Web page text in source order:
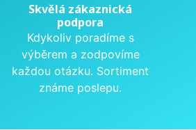
Skvělá zákaznická
podpora
Kdykoliv poradíme s
výběrem a zodpovíme
každou otázku. Sortiment
známe poslepu.